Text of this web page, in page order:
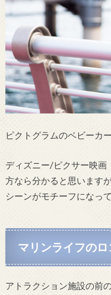
ピクトグラムのベビーカ
ディズニー/ピクサー映画
方なら分かると思います
シーンがモチーフになって
マリンライフのロ
アトラクション施設の前